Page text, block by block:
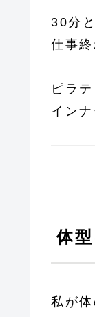
30分
仕事
ピラ
イン
体
私が